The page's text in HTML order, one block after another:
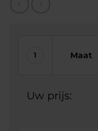
Maat
Uw prijs: